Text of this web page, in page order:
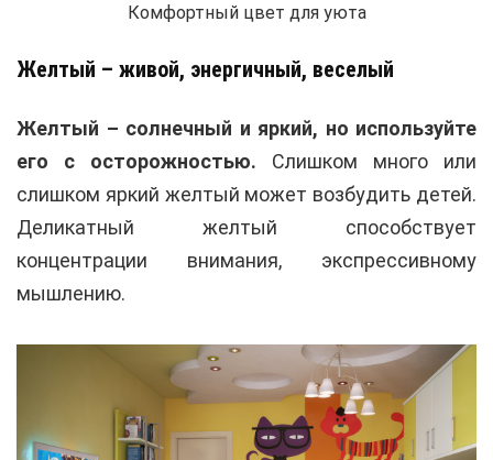
Комфортный цвет для уюта
Желтый – живой, энергичный, веселый
Желтый – солнечный и яркий, но используйте
его с осторожностью. Слишком много или
слишком яркий желтый может возбудить детей.
Деликатный желтый способствует
концентрации внимания, экспрессивному
мышлению.